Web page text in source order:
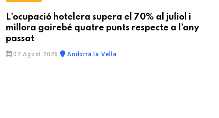
L'ocupació hotelera supera el 70% al juliol i
millora gairebé quatre punts respecte a l'any
passat
07 Agost 2026 Andorra la Vella